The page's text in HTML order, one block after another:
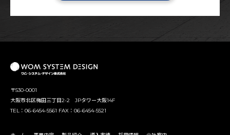
〒530-0001
大阪市北区梅田三丁目2-2 JPタワー大阪14F
TEL：06-6454-5561 FAX：06-6454-5521